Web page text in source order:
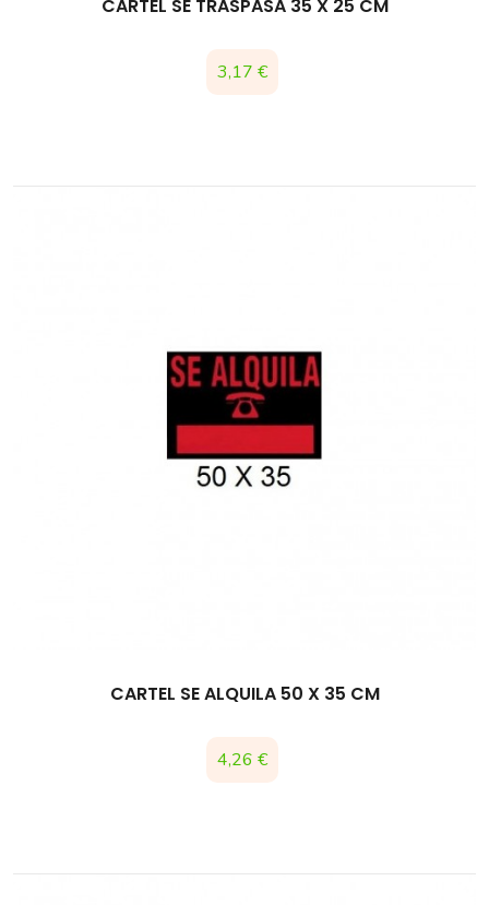
CARTEL SE TRASPASA 35 X 25 CM
Precio
3,17 €
CARTEL SE ALQUILA 50 X 35 CM
Precio
4,26 €